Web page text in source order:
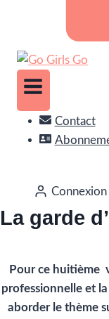
Contact
La garde
Pour ce huitième
professionnelle et
aborder le thème